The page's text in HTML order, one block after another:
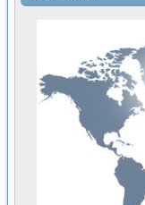
Передовые